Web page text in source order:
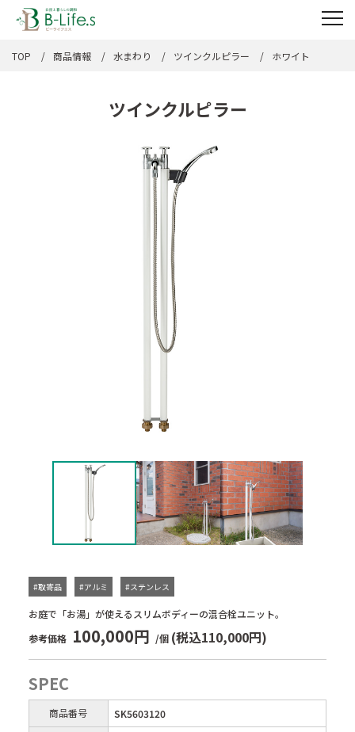
TOP 商品情報 水まわり ツインクルピラー ホワイト
ツインクルピラー
お庭で「お湯」が使えるスリムボディーの混合栓ユニット。
#取寄品 #アルミ #ステンレス
参考価格 100,000円 /個 (税込110,000円)
SPEC
商品番号
SK5603120